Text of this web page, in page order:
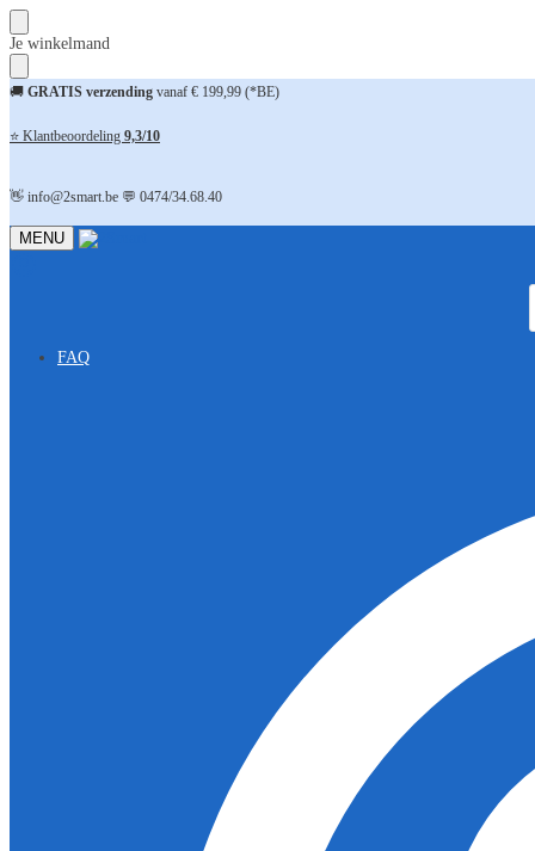
Skip
to
navigation
Skip
to
content
Je winkelmand
🚚 GRATIS verzending vanaf € 199,99 (*BE)
⭐ Klantbeoordeling 9,3/10
👋 info@2smart.be 💬 0474/34.68.40
MENU
FAQ